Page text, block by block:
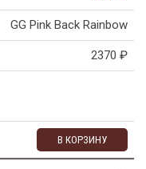
GG Pink Back Rainbow
2370 ₽
В КОРЗИНУ